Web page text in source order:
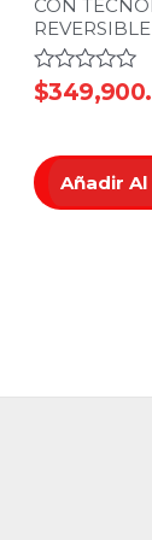
CON
REVERSIBLE
Valorado
en
5
$
Añadir